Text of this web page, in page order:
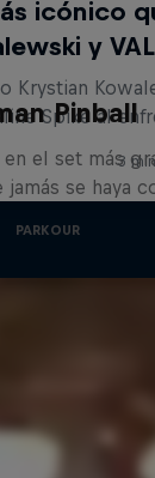
Pinball
en el set más
se haya
PARKOUR